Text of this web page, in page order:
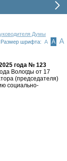
Думы
Размер шрифта: А А А
года № 123
Вологды от 17
(председателя)
социально-